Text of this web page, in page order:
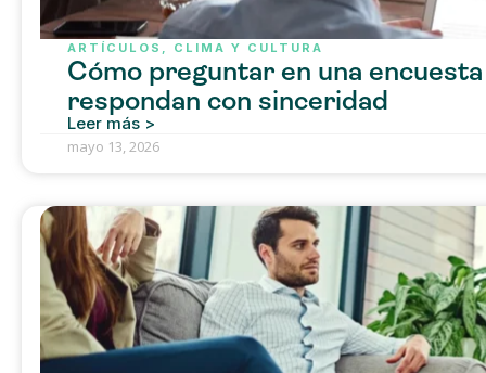
ARTÍCULOS CLIMA Y CULTURA
Cómo preguntar en una
respondan con sinceridad
Leer más >
mayo 13, 2026